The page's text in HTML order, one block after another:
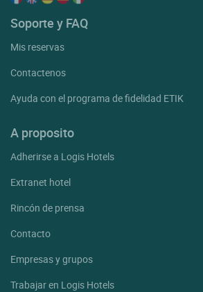
Soporte y FAQ
Mis reservas
Contactenos
Ayuda con el programa de fidelidad ETIK
A proposito
Adherirse a Logis Hotels
Extranet hotel
Rincón de prensa
Contacto
Empresas y grupos
Trabajar en Logis Hotels